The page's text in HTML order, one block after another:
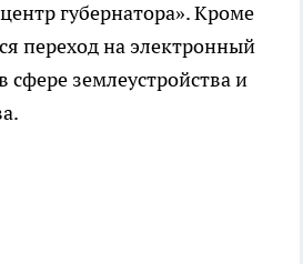
губернатора». Кроме
переход на электронный
сфере землеустройства и